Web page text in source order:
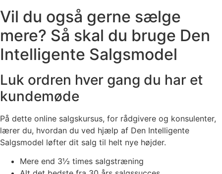
Vil du også gerne sælge
mere? Så skal du bruge Den
Intelligente Salgsmodel
Luk ordren hver gang du har et
kundemøde
På dette online salgskursus, for rådgivere og konsulenter,
lærer du, hvordan du ved hjælp af Den Intelligente
Salgsmodel løfter dit salg til helt nye højder.
Mere end 3½ times salgstræning